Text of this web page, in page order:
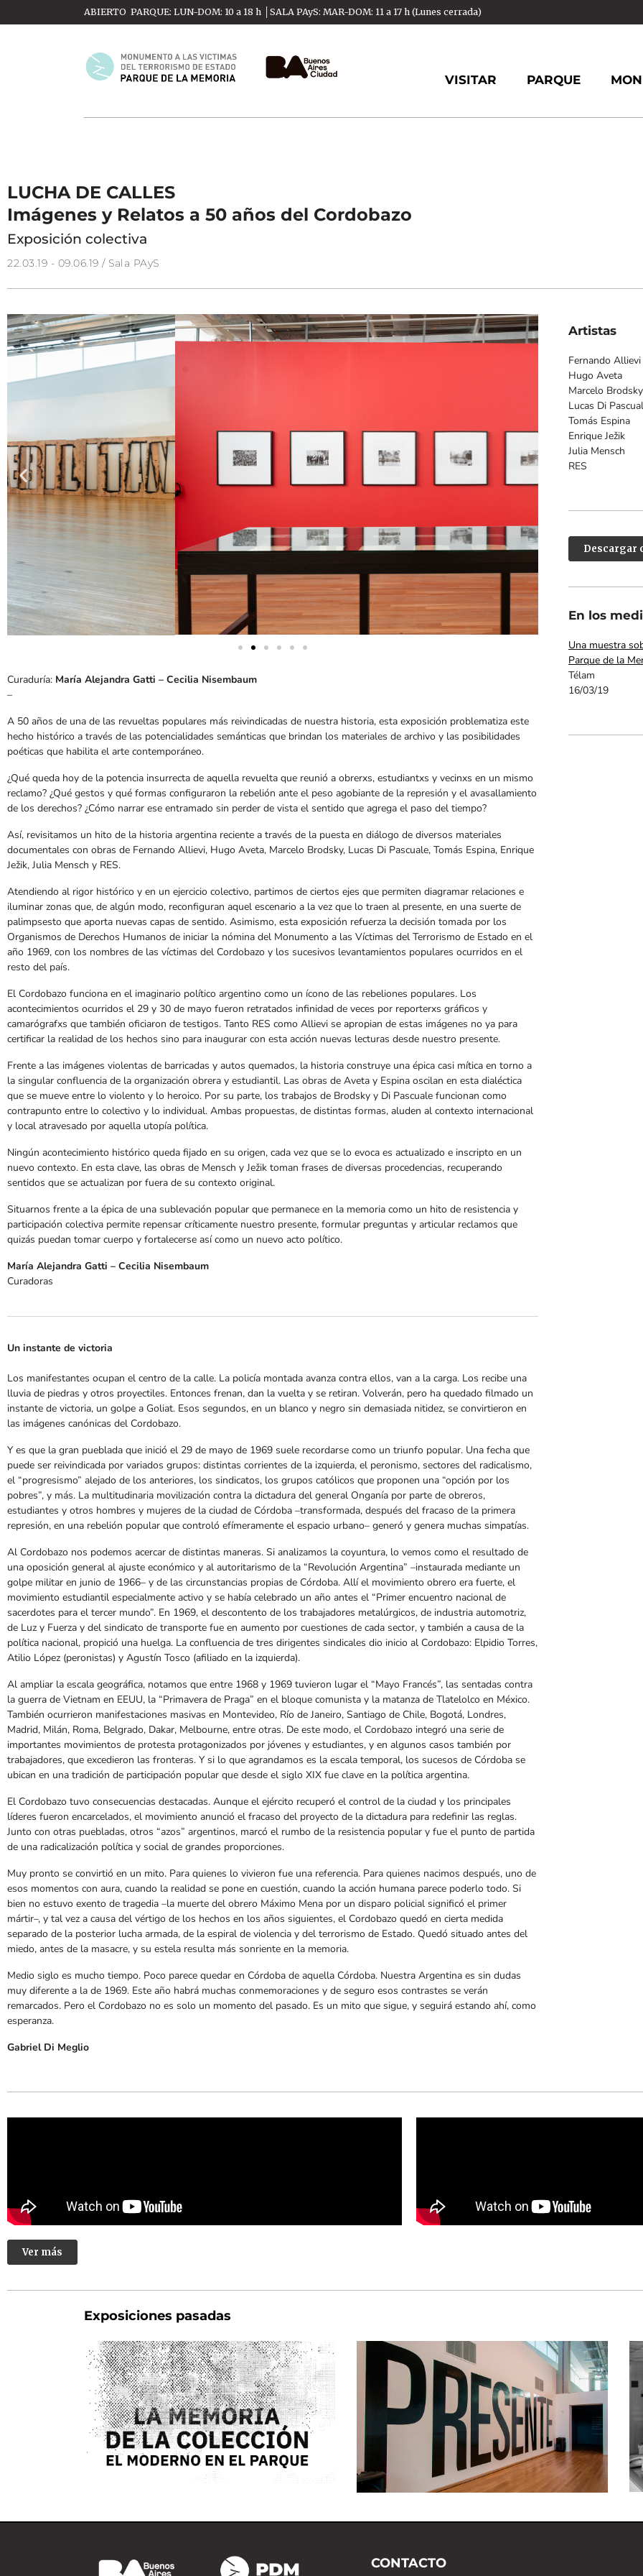
ABIERTO PARQUE: LUN-DOM: 10 a 18 h │SALA PAyS: MAR-DOM: 11 a 17 h (Lunes cerrada)
VISITAR PARQUE
LUCHA DE CALLES
Imágenes y Relatos a 50 años del Cordobazo
Exposición colectiva
22.03.19 - 09.06.19 / Sala PAyS
Curaduría: María Alejandra Gatti – Cecilia Nisembaum
–
A 50 años de una de las revueltas populares más reivindicadas de nuestra historia, esta exposición problematiza este
hecho histórico a través de las potencialidades semánticas que brindan los materiales de archivo y las posibilidades
poéticas que habilita el arte contemporáneo.
¿Qué queda hoy de la potencia insurrecta de aquella revuelta que reunió a obrerxs, estudiantxs y vecinxs en un mismo
reclamo? ¿Qué gestos y qué formas configuraron la rebelión ante el peso agobiante de la represión y el avasallamiento
de los derechos? ¿Cómo narrar ese entramado sin perder de vista el sentido que agrega el paso del tiempo?
Así, revisitamos un hito de la historia argentina reciente a través de la puesta en diálogo de diversos materiales
documentales con obras de Fernando Allievi, Hugo Aveta, Marcelo Brodsky, Lucas Di Pascuale, Tomás Espina, Enrique
Ježik, Julia Mensch y RES.
Atendiendo al rigor histórico y en un ejercicio colectivo, partimos de ciertos ejes que permiten diagramar relaciones e
iluminar zonas que, de algún modo, reconfiguran aquel escenario a la vez que lo traen al presente, en una suerte de
palimpsesto que aporta nuevas capas de sentido. Asimismo, esta exposición refuerza la decisión tomada por los
Organismos de Derechos Humanos de iniciar la nómina del Monumento a las Víctimas del Terrorismo de Estado en el
año 1969, con los nombres de las víctimas del Cordobazo y los sucesivos levantamientos populares ocurridos en el
resto del país.
El Cordobazo funciona en el imaginario político argentino como un ícono de las rebeliones populares. Los
acontecimientos ocurridos el 29 y 30 de mayo fueron retratados infinidad de veces por reporterxs gráficos y
camarógrafxs que también oficiaron de testigos. Tanto RES como Allievi se apropian de estas imágenes no ya para
certificar la realidad de los hechos sino para inaugurar con esta acción nuevas lecturas desde nuestro presente.
Frente a las imágenes violentas de barricadas y autos quemados, la historia construye una épica casi mítica en torno a
la singular confluencia de la organización obrera y estudiantil. Las obras de Aveta y Espina oscilan en esta dialéctica
que se mueve entre lo violento y lo heroico. Por su parte, los trabajos de Brodsky y Di Pascuale funcionan como
contrapunto entre lo colectivo y lo individual. Ambas propuestas, de distintas formas, aluden al contexto internacional
y local atravesado por aquella utopía política.
Ningún acontecimiento histórico queda fijado en su origen, cada vez que se lo evoca es actualizado e inscripto en un
nuevo contexto. En esta clave, las obras de Mensch y Ježik toman frases de diversas procedencias, recuperando
sentidos que se actualizan por fuera de su contexto original.
Situarnos frente a la épica de una sublevación popular que permanece en la memoria como un hito de resistencia y
participación colectiva permite repensar críticamente nuestro presente, formular preguntas y articular reclamos que
quizás puedan tomar cuerpo y fortalecerse así como un nuevo acto político.
María Alejandra Gatti – Cecilia Nisembaum
Curadoras
Un instante de victoria
Los manifestantes ocupan el centro de la calle. La policía montada avanza contra ellos, van a la carga. Los recibe una
lluvia de piedras y otros proyectiles. Entonces frenan, dan la vuelta y se retiran. Volverán, pero ha quedado filmado un
instante de victoria, un golpe a Goliat. Esos segundos, en un blanco y negro sin demasiada nitidez, se convirtieron en
las imágenes canónicas del Cordobazo.
Y es que la gran pueblada que inició el 29 de mayo de 1969 suele recordarse como un triunfo popular. Una fecha que
puede ser reivindicada por variados grupos: distintas corrientes de la izquierda, el peronismo, sectores del radicalismo,
el “progresismo” alejado de los anteriores, los sindicatos, los grupos católicos que proponen una “opción por los
pobres”, y más. La multitudinaria movilización contra la dictadura del general Onganía por parte de obreros,
estudiantes y otros hombres y mujeres de la ciudad de Córdoba –transformada, después del fracaso de la primera
represión, en una rebelión popular que controló efímeramente el espacio urbano– generó y genera muchas simpatías.
Al Cordobazo nos podemos acercar de distintas maneras. Si analizamos la coyuntura, lo vemos como el resultado de
una oposición general al ajuste económico y al autoritarismo de la “Revolución Argentina” –instaurada mediante un
golpe militar en junio de 1966– y de las circunstancias propias de Córdoba. Allí el movimiento obrero era fuerte, el
movimiento estudiantil especialmente activo y se había celebrado un año antes el “Primer encuentro nacional de
sacerdotes para el tercer mundo”. En 1969, el descontento de los trabajadores metalúrgicos, de industria automotriz,
de Luz y Fuerza y del sindicato de transporte fue en aumento por cuestiones de cada sector, y también a causa de la
política nacional, propició una huelga. La confluencia de tres dirigentes sindicales dio inicio al Cordobazo: Elpidio Torres,
Atilio López (peronistas) y Agustín Tosco (afiliado en la izquierda).
Al ampliar la escala geográfica, notamos que entre 1968 y 1969 tuvieron lugar el “Mayo Francés”, las sentadas contra
la guerra de Vietnam en EEUU, la “Primavera de Praga” en el bloque comunista y la matanza de Tlatelolco en México.
También ocurrieron manifestaciones masivas en Montevideo, Río de Janeiro, Santiago de Chile, Bogotá, Londres,
Madrid, Milán, Roma, Belgrado, Dakar, Melbourne, entre otras. De este modo, el Cordobazo integró una serie de
importantes movimientos de protesta protagonizados por jóvenes y estudiantes, y en algunos casos también por
trabajadores, que excedieron las fronteras. Y si lo que agrandamos es la escala temporal, los sucesos de Córdoba se
ubican en una tradición de participación popular que desde el siglo XIX fue clave en la política argentina.
El Cordobazo tuvo consecuencias destacadas. Aunque el ejército recuperó el control de la ciudad y los principales
líderes fueron encarcelados, el movimiento anunció el fracaso del proyecto de la dictadura para redefinir las reglas.
Junto con otras puebladas, otros “azos” argentinos, marcó el rumbo de la resistencia popular y fue el punto de partida
de una radicalización política y social de grandes proporciones.
Muy pronto se convirtió en un mito. Para quienes lo vivieron fue una referencia. Para quienes nacimos después, uno de
esos momentos con aura, cuando la realidad se pone en cuestión, cuando la acción humana parece poderlo todo. Si
bien no estuvo exento de tragedia –la muerte del obrero Máximo Mena por un disparo policial significó el primer
mártir–, y tal vez a causa del vértigo de los hechos en los años siguientes, el Cordobazo quedó en cierta medida
separado de la posterior lucha armada, de la espiral de violencia y del terrorismo de Estado. Quedó situado antes del
miedo, antes de la masacre, y su estela resulta más sonriente en la memoria.
Medio siglo es mucho tiempo. Poco parece quedar en Córdoba de aquella Córdoba. Nuestra Argentina es sin dudas
muy diferente a la de 1969. Este año habrá muchas conmemoraciones y de seguro esos contrastes se verán
remarcados. Pero el Cordobazo no es solo un momento del pasado. Es un mito que sigue, y seguirá estando ahí, como
esperanza.
Gabriel Di Meglio
Artistas
Fernando Allievi
Hugo Aveta
Marcelo Brodsky
Lucas Di
Tomás Espina
Enrique Ježik
Julia Mensch
RES
Descargar
En los
Una muestra
Parque de la
Télam
16/03/19
Ver más
Exposiciones pasadas
A 50 AÑOS DEL GOLPE DE ESTADO DE
1976, EL MUSEO DE ARTE MODERNO
DE BUENOS AIRES Y EL PARQUE DE
LA MEMORIA PRESENTARÁN UNA
EXPOSICIÓN QUE REÚNE OBRAS
HISTÓRICAS DEL PATRIMONIO DEL
MUSEO, CREADAS POR ARTISTAS
ARGENTINOS QUE DENUNCIARON Y
RESISTIERON DESDE EL ARTE A LA
VIOLENCIA DEL TERRORISMO DE
ALBERTINA CARRI
CONTACTO